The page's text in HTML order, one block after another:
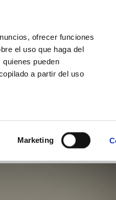
ofrecer funciones
el uso que haga del
pueden
a partir del uso
Marketing